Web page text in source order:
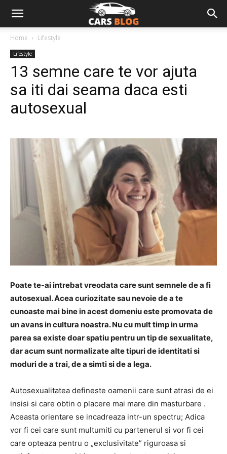
Home Lifestyle
Lifestyle
13 semne care te vor ajuta
sa iti dai seama daca esti
autosexual
Poate te-ai intrebat vreodata care sunt semnele de a fi
autosexual. Acea curiozitate sau nevoie de a te
cunoaste mai bine in acest domeniu este promovata de
un avans in cultura noastra. Nu cu mult timp in urma
parea sa existe doar spatiu pentru un tip de sexualitate,
dar acum sunt normalizate alte tipuri de identitati si
moduri de a trai, de a simti si de a lega.
Autosexualitatea defineste oamenii care sunt atrasi de ei
insisi si care obtin o placere mai mare din masturbare .
Aceasta orientare se incadreaza intr-un spectru; Adica
vor fi cei care sunt multumiti cu partenerul si vor fi cei
care opteaza pentru o „exclusivitate” riguroasa si